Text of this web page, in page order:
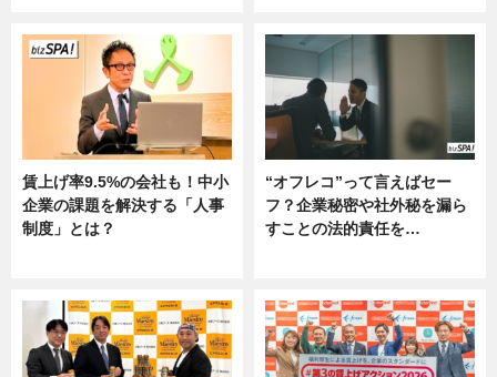
賃上げ率9.5%の会社も！中小
企業の課題を解決する「人事
制度」とは？
“オフレコ”って言えばセー
フ？企業秘密や社外秘を漏ら
すことの法的責任を…